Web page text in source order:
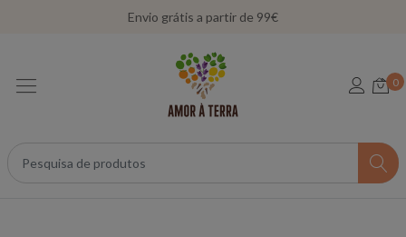
Envio grátis a partir de 99€
0